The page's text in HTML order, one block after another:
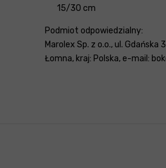
15/30 cm
Podmiot odpowiedzialny:
Marolex Sp. z o.o., ul. Gdańska
Łomna, kraj: Polska, e-mail: